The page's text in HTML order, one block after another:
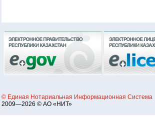
© Единая Нотариальная Информационная Система
2009—2026 © АО «НИТ»